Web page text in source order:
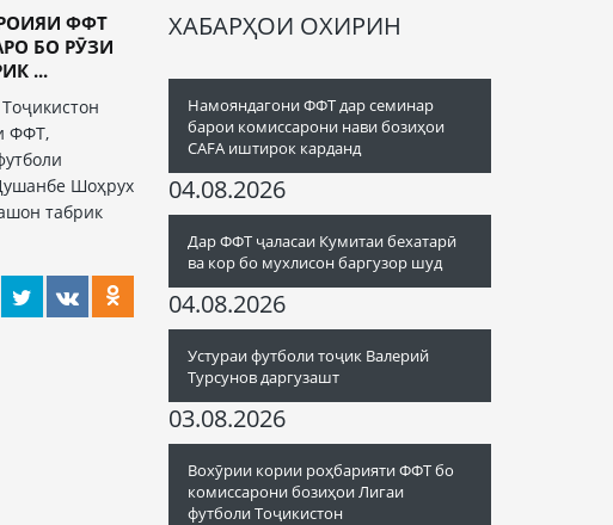
ФФТ
БО РӮЗИ
...
ФФТ,
Шоҳрух
табрик
ХАБАРҲОИ ОХИРИН
Намояндагони ФФТ дар семинар
барои комиссарони нави бозиҳои
CAFA иштирок карданд
04.08.2026
Дар ФФТ ҷаласаи Кумитаи бехатарӣ
ва кор бо мухлисон баргузор шуд
04.08.2026
Устураи футболи тоҷик Валерий
Турсунов даргузашт
03.08.2026
Вохӯрии кории роҳбарияти ФФТ бо
комиссарони бозиҳои Лигаи
футболи Тоҷикистон